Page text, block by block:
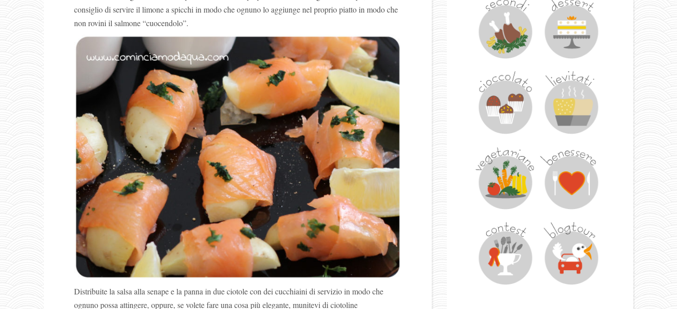
consiglio di servire il limone a spicchi in modo che ognuno lo aggiunge nel proprio piatto in modo che
non rovini il salmone “cuocendolo”.
Distribuite la salsa alla senape e la panna in due ciotole con dei cucchiaini di servizio in modo che
ognuno possa attingere, oppure, se volete fare una cosa più elegante, munitevi di ciotoline